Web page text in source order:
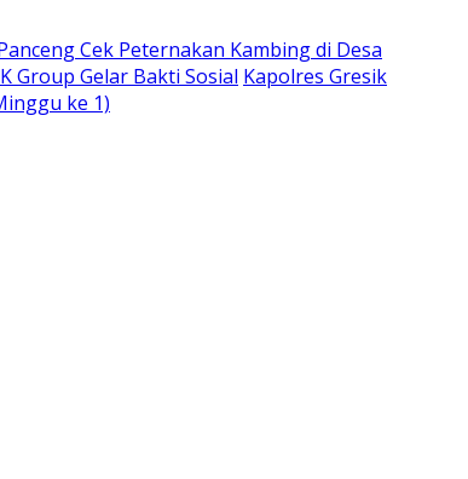
Cek Peternakan Kambing di Desa
Group Gelar Bakti Sosial Kapolres Gresik
ke 1)